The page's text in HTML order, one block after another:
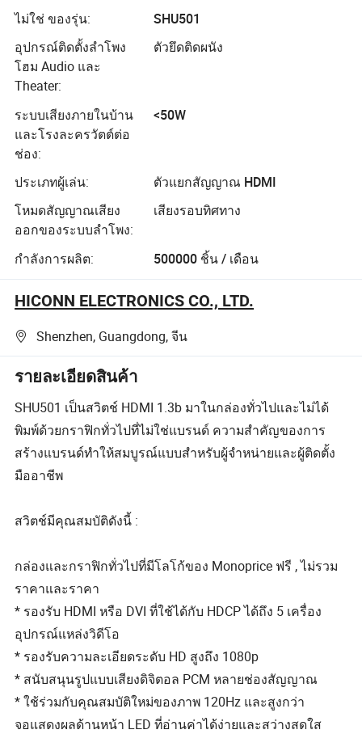
ไม่ใช่ ของรุ่น:
SHU501
อุปกรณ์ติดตั้งลำโพง
โฮม Audio และ
Theater:
ตัวยึดติดผนัง
ระบบเสียงภายในบ้าน
และโรงละครวัตต์ต่อ
ช่อง:
<50W
ประเภทผู้เล่น:
ตัวแยกสัญญาณ HDMI
โหมดสัญญาณเสียง
ออกของระบบลำโพง:
เสียงรอบทิศทาง
กำลังการผลิต: 500000 ชิ้น / เดือน
HICONN ELECTRONICS CO., LTD.
Shenzhen, Guangdong, จีน
รายละเอียดสินค้า
SHU501 เป็นสวิตช์ HDMI 1.3b มาในกล่องทั่วไปและไม่ได้
พิมพ์ด้วยกราฟิกทั่วไปที่ไม่ใช่แบรนด์ ความสำคัญของการ
สร้างแบรนด์ทำให้สมบูรณ์แบบสำหรับผู้จำหน่ายและผู้ติดตั้ง
มืออาชีพ
สวิตช์มีคุณสมบัติดังนี้ :
กล่องและกราฟิกทั่วไปที่มีโลโก้ของ Monoprice ฟรี , ไม่รวม
ราคาและราคา
* รองรับ HDMI หรือ DVI ที่ใช้ได้กับ HDCP ได้ถึง 5 เครื่อง
อุปกรณ์แหล่งวิดีโอ
* รองรับความละเอียดระดับ HD สูงถึง 1080p
* สนับสนุนรูปแบบเสียงดิจิตอล PCM หลายช่องสัญญาณ
* ใช้ร่วมกับคุณสมบัติใหม่ของภาพ 120Hz และสูงกว่า
จอแสดงผลด้านหน้า LED ที่อ่านค่าได้ง่ายและสว่างสดใส